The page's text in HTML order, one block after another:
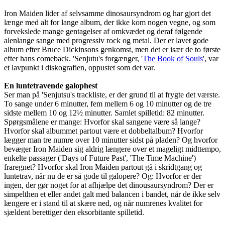
Iron Maiden lider af selvsamme dinosaursyndrom og har gjort det
længe med alt for lange album, der ikke kom nogen vegne, og som
forvekslede mange gentagelser af omkvædet og deraf følgende
alenlange sange med progressiv rock og metal. Der er lavet gode
album efter Bruce Dickinsons genkomst, men det er især de to første
efter hans comeback. 'Senjutu's forgænger, 'The Book of Souls', var
et lavpunkt i diskografien, oppustet som det var.
En luntetravende galophest
Ser man på 'Senjutsu's trackliste, er der grund til at frygte det værste.
To sange under 6 minutter, fem mellem 6 og 10 minutter og de tre
sidste mellem 10 og 12½ minutter. Samlet spilletid: 82 minutter.
Spørgsmålene er mange: Hvorfor skal sangene være så lange?
Hvorfor skal albummet partout være et dobbeltalbum? Hvorfor
lægger man tre numre over 10 minutter sidst på pladen? Og hvorfor
bevæger Iron Maiden sig aldrig længere over et mageligt midttempo,
enkelte passager ('Days of Future Past', 'The Time Machine')
fraregnet? Hvorfor skal Iron Maiden partout gå i skridtgang og
luntetrav, når nu de er så gode til galopere? Og: Hvorfor er der
ingen, der gør noget for at afhjælpe det dinousaursyndrom? Der er
simpelthen et eller andet galt med balancen i bandet, når de ikke selv
længere er i stand til at skære ned, og når numrenes kvalitet for
sjældent berettiger den eksorbitante spilletid.